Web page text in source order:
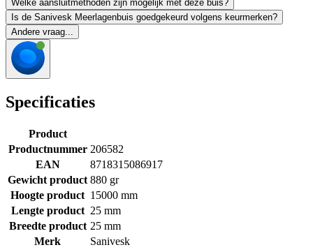
Welke aansluitmethoden zijn mogelijk met deze buis?
Is de Sanivesk Meerlagenbuis goedgekeurd volgens keurmerken?
Andere vraag...
Specificaties
Product
Productnummer 206582
EAN
8718315086917
Gewicht product 880 gr
Hoogte product 15000 mm
Lengte product 25 mm
Breedte product 25 mm
Merk
Sanivesk